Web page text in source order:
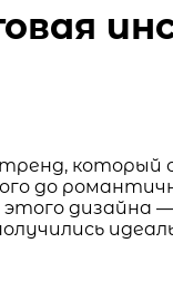
до
дизайна —